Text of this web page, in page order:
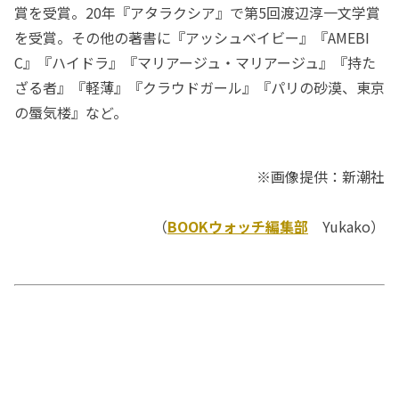
賞を受賞。20年『アタラクシア』で第5回渡辺淳一文学賞
を受賞。その他の著書に『アッシュベイビー』『AMEBI
C』『ハイドラ』『マリアージュ・マリアージュ』『持た
ざる者』『軽薄』『クラウドガール』『パリの砂漠、東京
の蜃気楼』など。
※画像提供：新潮社
（BOOKウォッチ編集部 Yukako）